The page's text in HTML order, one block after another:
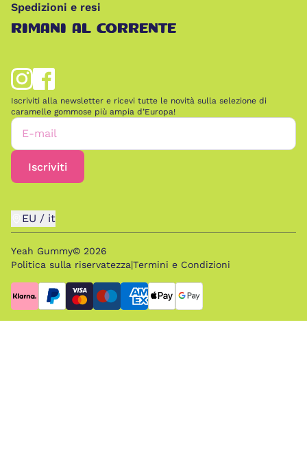
Spedizioni e resi
RIMANI AL CORRENTE
Iscriviti alla newsletter e ricevi tutte le novità sulla selezione di
caramelle gommose più ampia d’Europa!
E-mail
Iscriviti
EU / it
Yeah Gummy© 2026
Politica sulla riservatezza|Termini e Condizioni